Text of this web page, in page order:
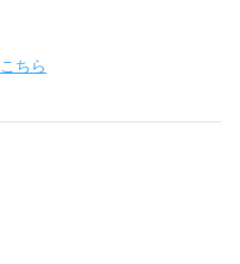
こちら